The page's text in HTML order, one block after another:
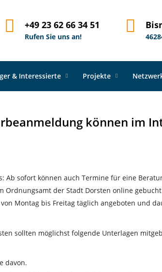
+49 23 62 66 34 51
Rufen Sie uns an!
& Interessierte Projekte
können im
Ab sofort können auch Termine für eine
Ordnungsamt der Stadt Dorsten online
Montag bis Freitag täglich angeboten und
sollten möglichst folgende Unterlagen
davon.